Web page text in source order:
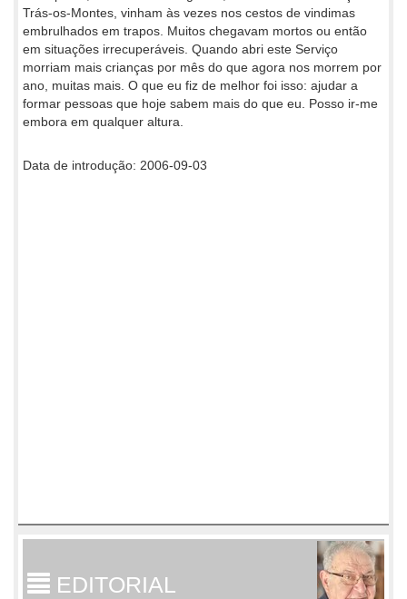
Trás-os-Montes, vinham às vezes nos cestos de vindimas
embrulhados em trapos. Muitos chegavam mortos ou então
em situações irrecuperáveis. Quando abri este Serviço
morriam mais crianças por mês do que agora nos morrem por
ano, muitas mais. O que eu fiz de melhor foi isso: ajudar a
formar pessoas que hoje sabem mais do que eu. Posso ir-me
embora em qualquer altura.
Data de introdução: 2006-09-03
EDITORIAL